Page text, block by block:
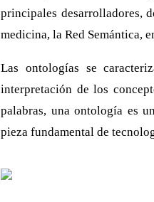
principales desarrolladores,
medicina, la Red Semántica,
Las ontologías se
interpretación de los
palabras, una ontología es
pieza fundamental de